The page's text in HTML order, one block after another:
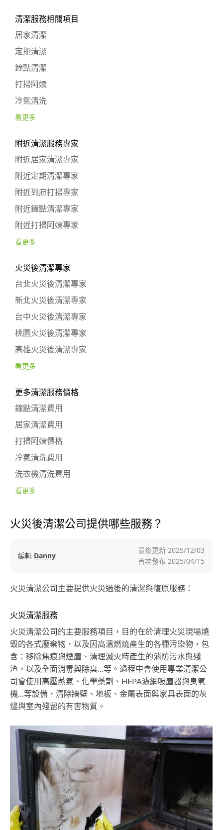
清潔服務相關項目
居家清潔
定期清潔
鐘點清潔
打掃阿姨
冷氣清洗
看更多
附近清潔服務專家
附近居家清潔專家
附近定期清潔專家
附近到府打掃專家
附近鐘點清潔專家
附近打掃阿姨專家
看更多
火災後清潔專家
台北火災後清潔專家
新北火災後清潔專家
台中火災後清潔專家
桃園火災後清潔專家
高雄火災後清潔專家
看更多
更多清潔服務價格
鐘點清潔費用
居家清潔費用
打掃阿姨價格
冷氣清洗費用
洗衣機清洗費用
看更多
火災後清潔公司提供哪些服務？
編輯 Danny
最後更新 2025/12/03
首次發布 2025/04/15
火災清潔公司主要提供火災過後的清潔與復原服務：
火災清潔服務
火災清潔公司的主要服務項目，目的在於清理火災現場燒
毀的各式廢棄物，以及因高溫燃燒產生的各種污染物，包
含：移除焦痕與煙塵、清理滅火時產生的消防污水與殘
渣，以及全面消毒與除臭…等。過程中會使用專業清潔公
司會使用高壓蒸氣、化學藥劑、HEPA濾網吸塵器與臭氧
機…等設備，清除牆壁、地板、金屬表面與家具表面的灰
燼與室內殘留的有害物質。